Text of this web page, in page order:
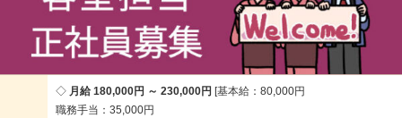
月給 180,000円 ～ 230,000円 基本給：80,000円
職務手当：35,000円